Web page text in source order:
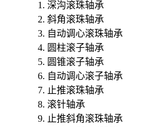
深沟滚珠轴承
斜角滚珠轴承
自动调心滚珠轴承
圆柱滚子轴承
圆锥滚子轴承
自动调心滚子轴承
止推滚珠轴承
滚针轴承
止推斜角滚珠轴承